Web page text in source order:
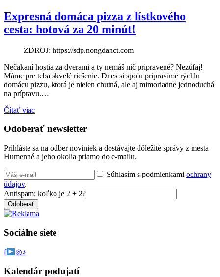
Expresná domáca pizza z lístkového
cesta: hotová za 20 minút!
ZDROJ: https://sdp.nongdanct.com
Nečakaní hostia za dverami a ty nemáš nič pripravené? Nezúfaj!
Máme pre teba skvelé riešenie. Dnes si spolu pripravíme rýchlu
domácu pizzu, ktorá je nielen chutná, ale aj mimoriadne jednoduchá
na prípravu.…
Čítať viac
Odoberať newsletter
Prihláste sa na odber noviniek a dostávajte dôležité správy z mesta
Humenné a jeho okolia priamo do e-mailu.
Súhlasím s podmienkami ochrany
údajov.
Antispam: koľko je 2 + 2?
Odoberať
Sociálne siete
f ◎♪
Kalendár podujatí